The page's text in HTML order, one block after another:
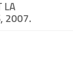
LA
2007.